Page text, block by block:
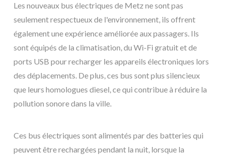
Les nouveaux bus électriques de Metz ne sont pas
seulement respectueux de l'environnement, ils offrent
également une expérience améliorée aux passagers. Ils
sont équipés de la climatisation, du Wi-Fi gratuit et de
ports USB pour recharger les appareils électroniques lors
des déplacements. De plus, ces bus sont plus silencieux
que leurs homologues diesel, ce qui contribue à réduire la
pollution sonore dans la ville.
Ces bus électriques sont alimentés par des batteries qui
peuvent être rechargées pendant la nuit, lorsque la